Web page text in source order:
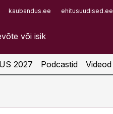
kaubandus.ee ehitusuudised.ee
Infopank
2027 Podcastid Videod